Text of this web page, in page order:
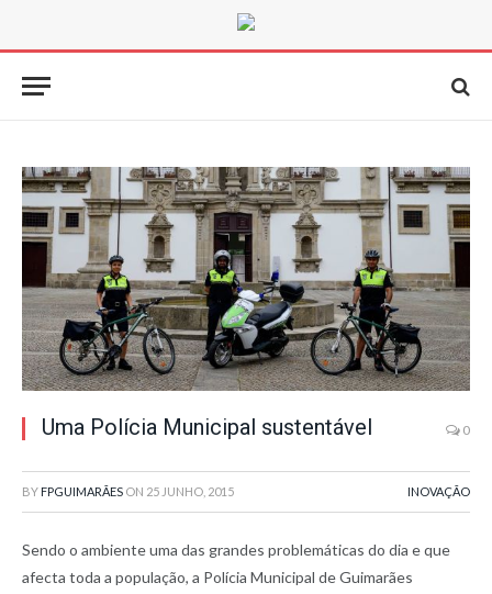
Uma Polícia Municipal sustentável 0
BY FPGUIMARÃES ON 25 JUNHO, 2015 INOVAÇÃO
Sendo o ambiente uma das grandes problemáticas do dia e que
afecta toda a população, a Polícia Municipal de Guimarães